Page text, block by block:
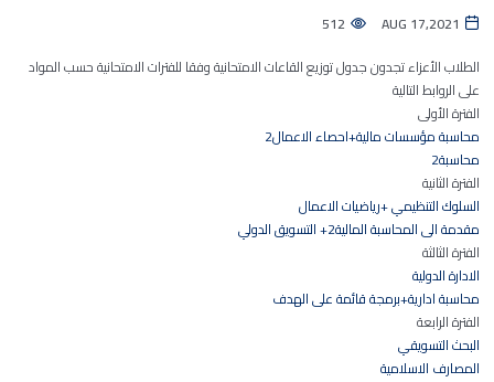
AUG 17,2021
512
الطلاب الأعزاء تجدون جدول توزيع القاعات الامتحانية وفقا للفترات الامتحانية حسب المواد
على الروابط التالية
الفترة الأولى
محاسبة مؤسسات مالية+احصاء الاعمال2
محاسبة2
الفترة الثانية
السلوك التنظيمي +رياضيات الاعمال
مقدمة الى المحاسبة المالية2+ التسويق الدولي
الفترة الثالثة
الادارة الدولية
محاسبة ادارية+برمجة قائمة على الهدف
الفترة الرابعة
البحث التسويقي
المصارف الاسلامية